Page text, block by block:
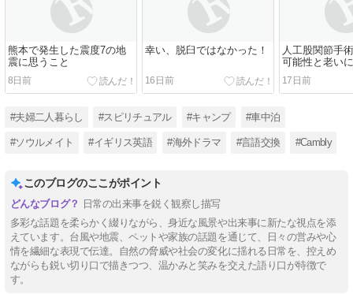
熊本で発生した震度7の地
震に思うこと
8日前
幸い、脱臼ではなかった！
16日前
人工股関節手
可能性と老い
17日前
#夫婦二人暮らし #スピリチュアル #キャンプ #車中泊
#ソウルメイト #イギリス英語 #海外ドラマ #言語交換 #Cambly
このブログのここがポイント
日常の出来事を鋭く観察し描写
多彩な話題を柔らかく綴りながら、身近な風景や出来事に新たな視点を添
えています。台風や地震、ペットや家族の話題を通じて、日々の営みや心
情を繊細な表現で伝達。自然の脅威や社会の変化に揺れる日常を、控えめ
ながらも鋭い切り口で描きつつ、温かみと笑みを交えた語り口が特徴で
す。